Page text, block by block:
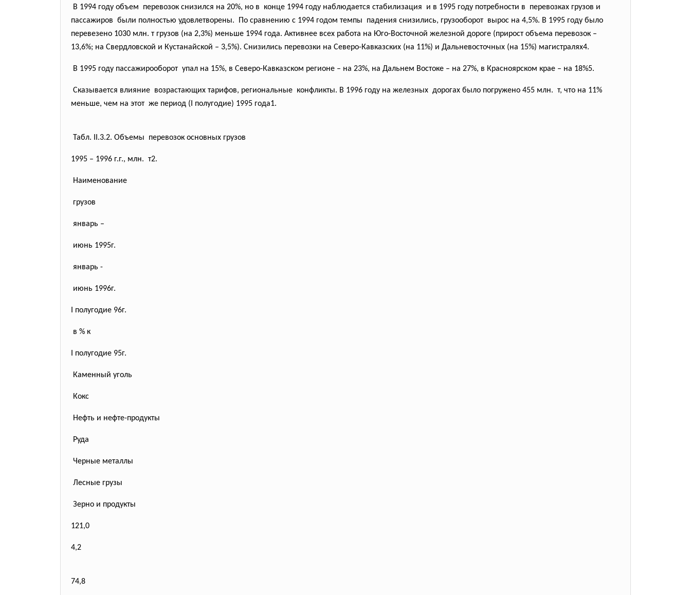
В 1994 году объем перевозок снизился на 20%, но в конце 1994 году наблюдается стабилизация и в 1995 году потребности в перевозках грузов и
пассажиров были полностью удовлетворены. По сравнению с 1994 годом темпы падения снизились, грузооборот вырос на 4,5%. В 1995 году было
перевезено 1030 млн. т грузов (на 2,3%) меньше 1994 года. Активнее всех работа на Юго-Восточной железной дороге (прирост объема перевозок –
13,6%; на Свердловской и Кустанайской – 3,5%). Снизились перевозки на Северо-Кавказских (на 11%) и Дальневосточных (на 15%) магистралях4.
В 1995 году пассажирооборот упал на 15%, в Северо-Кавказском регионе – на 23%, на Дальнем Востоке – на 27%, в Красноярском крае – на 18%5.
Сказывается влияние возрастающих тарифов, региональные конфликты. В 1996 году на железных дорогах было погружено 455 млн. т, что на 11%
меньше, чем на этот же период (I полугодие) 1995 года1.
Табл. II.3.2. Объемы перевозок основных грузов
1995 – 1996 г.г., млн. т2.
Наименование
грузов
январь –
июнь 1995г.
январь -
июнь 1996г.
I полугодие 96г.
в % к
I полугодие 95г.
Каменный уголь
Кокс
Нефть и нефте-продукты
Руда
Черные металлы
Лесные грузы
Зерно и продукты
121,0
4,2
74,8